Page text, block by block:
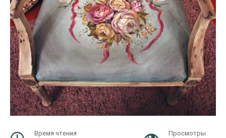
Время чтения Просмотры